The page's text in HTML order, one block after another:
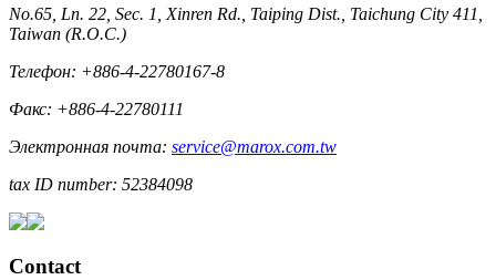
No.65, Ln. 22, Sec. 1, Xinren Rd., Taiping Dist., Taichung City 411,
Taiwan (R.O.C.)
Телефон: +886-4-22780167-8
Факс: +886-4-22780111
Электронная почта: service@marox.com.tw
tax ID number: 52384098
Contact